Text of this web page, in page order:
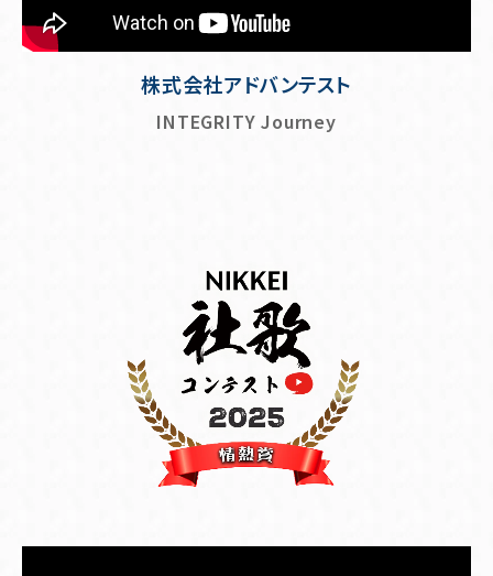
株式会社アドバンテスト
INTEGRITY Journey